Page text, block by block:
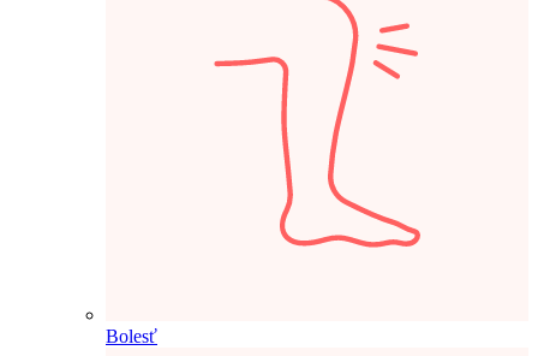
Bolesť